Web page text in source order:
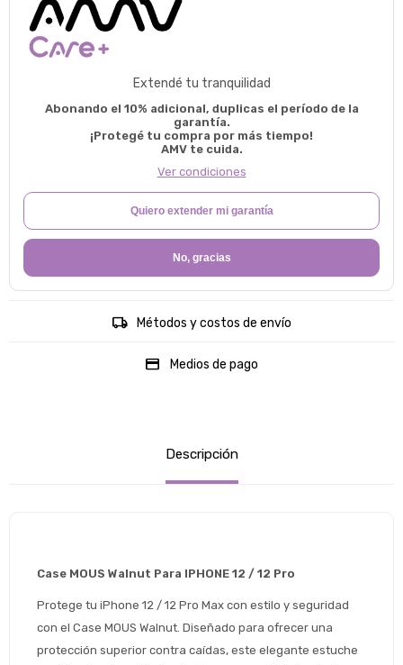
Extendé tu tranquilidad
Abonando el 10% adicional, duplicas el período de la
garantía.
¡Protegé tu compra por más tiempo!
AMV te cuida.
Ver condiciones
Quiero extender mi garantía
No, gracias
Métodos y costos de envío
Medios de pago
Descripción
Case MOUS Walnut Para IPHONE 12 / 12 Pro
Protege tu iPhone 12 / 12 Pro Max con estilo y seguridad
con el Case MOUS Walnut. Diseñado para ofrecer una
protección superior contra caídas, este elegante estuche